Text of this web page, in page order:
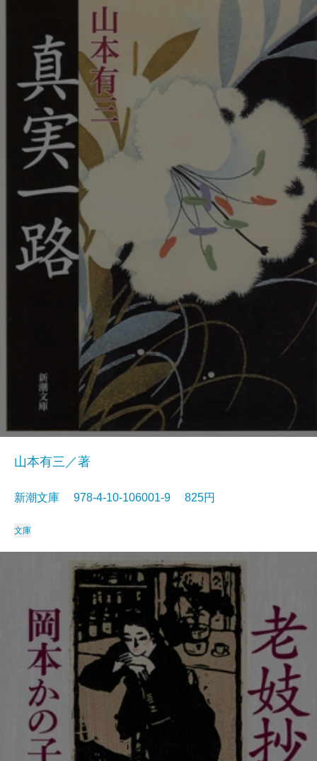
山本有三／著
新潮文庫 978-4-10-106001-9 825円
文庫